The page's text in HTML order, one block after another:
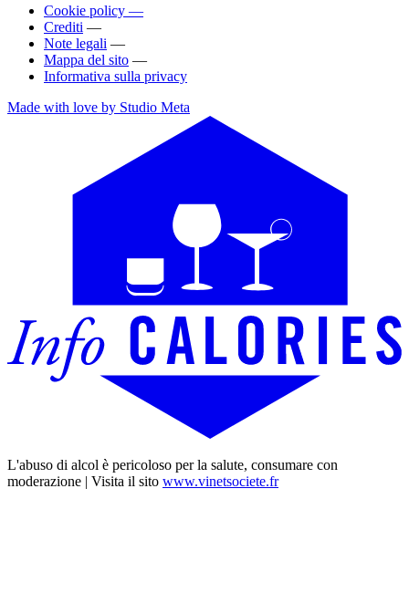
Cookie policy —
Crediti —
Note legali —
Mappa del sito —
Informativa sulla privacy
Made with love by Studio Meta
L'abuso di alcol è pericoloso per la salute, consumare con
moderazione | Visita il sito www.vinetsociete.fr